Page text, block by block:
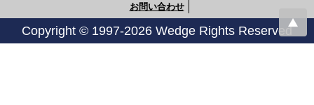
お問い合わせ
Copyright © 1997-2026 Wedge Rights Reserved